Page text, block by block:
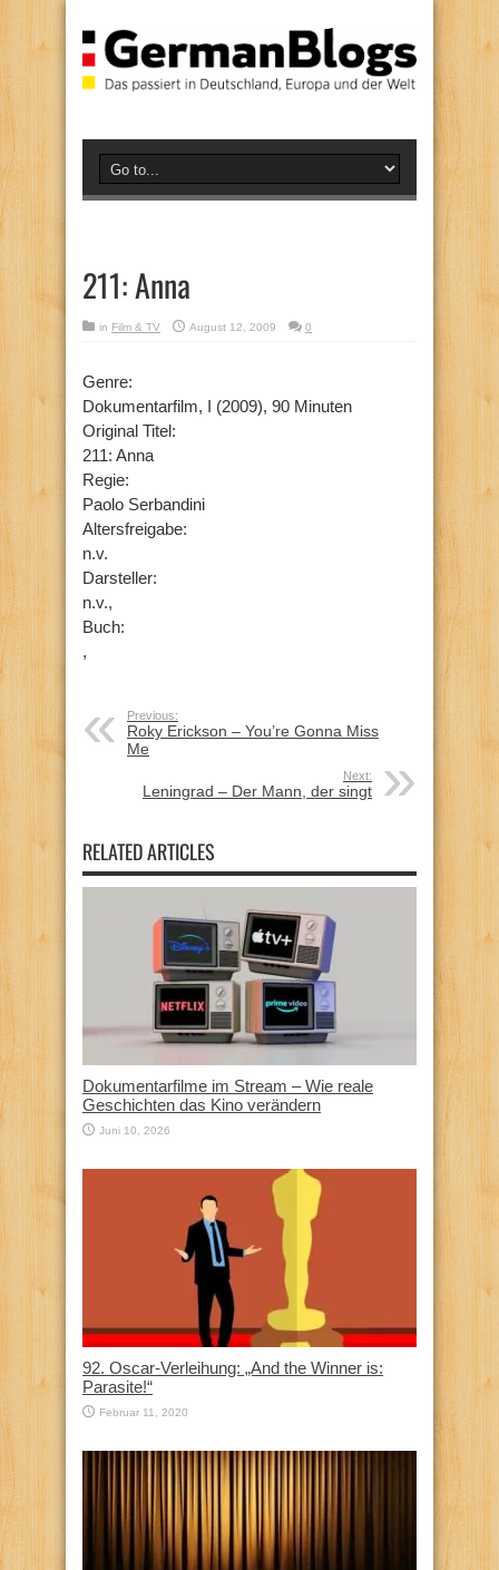
211: Anna
in Film & TV August 12, 2009 0
Genre:
Dokumentarfilm, I (2009), 90 Minuten
Original Titel:
211: Anna
Regie:
Paolo Serbandini
Altersfreigabe:
n.v.
Darsteller:
n.v.,
Buch:
,
Previous:
Roky Erickson – You’re Gonna Miss
Me
Next:
Leningrad – Der Mann, der singt
RELATED ARTICLES
Dokumentarfilme im Stream – Wie reale
Geschichten das Kino verändern
Juni 10, 2026
92. Oscar-Verleihung: „And the Winner is:
Parasite!“
Februar 11, 2020